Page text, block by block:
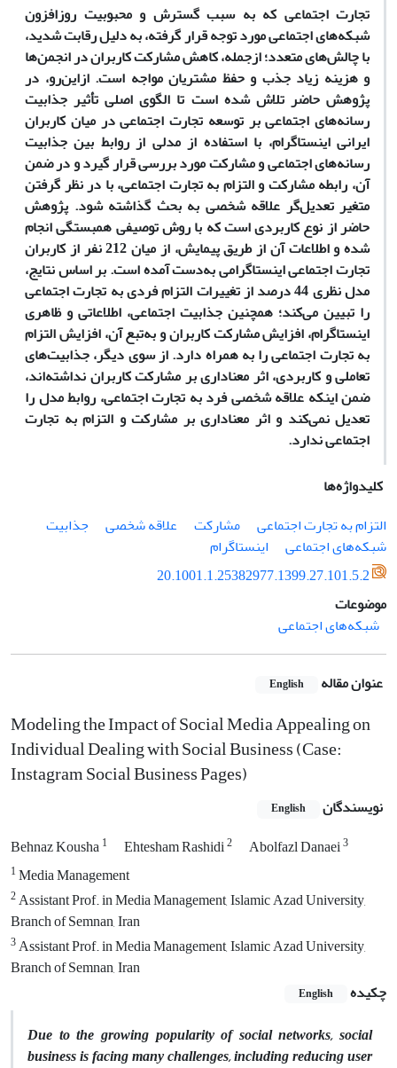
تجارت اجتماعی که به سبب گسترش و محبوبیت روزافزون
شبکه‌های اجتماعی مورد توجه قرار گرفته، به دلیل رقابت شدید،
با چالش‌های متعدد؛ ازجمله، کاهش مشارکت کاربران در انجمن‌ها
و هزینه زیاد جذب و حفظ مشتریان مواجه است. ازاین‌رو، در
پژوهش حاضر تلاش شده است تا الگوی اصلی تأثیر جذابیت
رسانه‌های اجتماعی بر توسعه تجارت اجتماعی در میان کاربران
ایرانی اینستاگرام، با استفاده از مدلی از روابط بین جذابیت
رسانه‌های اجتماعی و مشارکت مورد بررسی قرار گیرد و در ضمن
آن، رابطه مشارکت و التزام به تجارت اجتماعی، با در نظر گرفتن
متغیر تعدیل‌گر علاقه شخصی به بحث گذاشته شود. پژوهش
حاضر از نوع کاربردی است که با روش توصیفی همبستگی انجام
‌شده و اطلاعات آن از طریق پیمایش، از میان 212 نفر از کاربران
تجارت اجتماعی اینستاگرامی به‌دست ‌آمده است. بر اساس نتایج،
مدل نظری 44 درصد از تغییرات التزام فردی به تجارت اجتماعی
را تبیین می‌کند؛ همچنین جذابیت اجتماعی، اطلاعاتی و ظاهری
اینستاگرام، افزایش مشارکت کاربران و به‌تبع آن، افزایش التزام
به تجارت اجتماعی را به همراه دارد. از سوی دیگر، جذابیت‌های
تعاملی و کاربردی، اثر معناداری بر مشارکت کاربران نداشته‌اند،
ضمن اینکه علاقه شخصی فرد به تجارت اجتماعی، روابط مدل را
تعدیل نمی‌کند و اثر معناداری بر مشارکت و التزام به تجارت
اجتماعی ندارد.
کلیدواژه‌ها
التزام به تجارت اجتماعی
مشارکت علاقه شخصی
جذابیت
شبکه‌های اجتماعی
اینستاگرام
20.1001.1.25382977.1399.27.101.5.2
موضوعات
شبکه‌های اجتماعی
عنوان مقاله English
Modeling the Impact of Social Media Appealing on
Individual Dealing with Social Business (Case:
Instagram Social Business Pages)
نویسندگان English
Behnaz Kousha1 Ehtesham Rashidi2 Abolfazl Danaei3
1Media Management
2Assistant Prof. in Media Management, Islamic Azad University,
Branch of Semnan, Iran
3Assistant Prof. in Media Management, Islamic Azad University,
Branch of Semnan, Iran
چکیده
English
Due to the growing popularity of social networks, social
business is facing many challenges, including reducing user